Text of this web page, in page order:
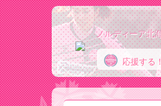
ノ
ノルディーア北
応援する！